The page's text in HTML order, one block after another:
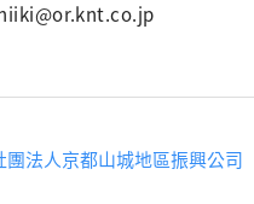
團法人京都山城地區振興公司